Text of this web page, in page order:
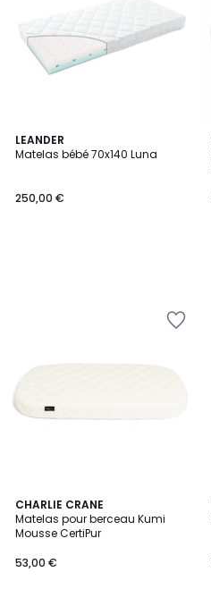
LEANDER
Matelas bébé 70x140 Luna
250,00 €
CHARLIE CRANE
Matelas pour berceau Kumi
Mousse CertiPur
53,00 €